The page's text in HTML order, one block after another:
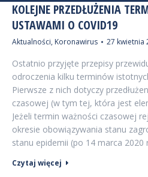
KOLEJNE PRZEDŁUŻENIA
USTAWAMI O COVID19
Aktualności, Koronawirus 27 kwietnia
Ostatnio przyjęte przepisy
odroczenia kilku terminów
Pierwsze z nich dotyczy
czasowej (w tym tej, która jest
Jeżeli termin ważności czasowej
okresie obowiązywania stanu
stanu epidemii (po 14 marca 2020
Czytaj więcej